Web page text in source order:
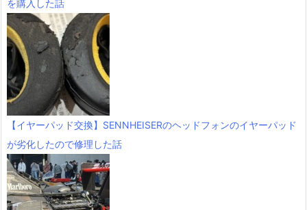
を購入した話
【イヤーパッド交換】SENNHEISERのヘッドフォンのイヤーパッド
が劣化したので修理した話